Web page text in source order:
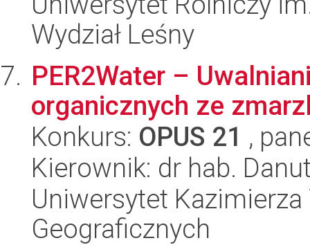
Wydział Leśny
PER2Water –
organicznych ze
Konkurs: OPUS 21 ,
Kierownik: dr hab.
Uniwersytet Kazimierza
Geograficznych